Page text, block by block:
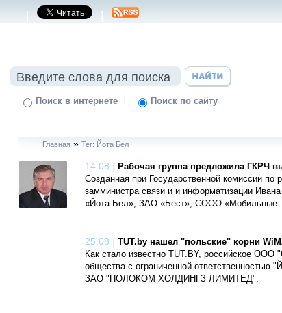
| |
Поиск в интернете | Поиск по сайту
Главная » Тег: Йота Бел
14.08 | Рабочая группа предложила ГКРЧ
Созданная при Государственной комиссии по
замминистра связи и и информатизации
«Йота Бел», ЗАО «Бест», СООО «Мобильные
25.08 | TUT.by нашел "польские" корни
Как стало известно TUT.BY, российское
общества с ограниченной
ЗАО "ПОЛОКОМ ХОЛДИНГЗ ЛИМИТЕД".